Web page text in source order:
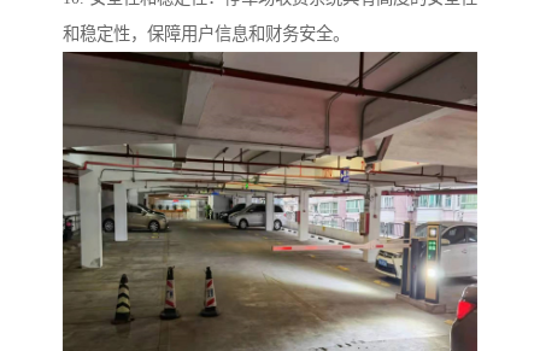
和稳定性，保障用户信息和财务安全。